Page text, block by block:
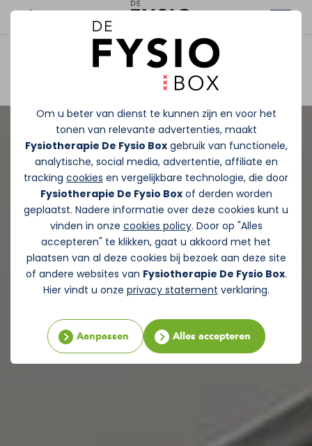
Om u beter van dienst te kunnen zijn en voor het
tonen van relevante advertenties, maakt
Fysiotherapie De Fysio Boxgebruik van functionele,
analytische, social media, advertentie, affiliate en
tracking cookies en vergelijkbare technologie, die door
Fysiotherapie De Fysio Boxof derden worden
geplaatst. Nadere informatie over deze cookies kunt u
vinden in onze cookies policy. Door op "Alles
accepteren" te klikken, gaat u akkoord met het
plaatsen van al deze cookies bij bezoek aan deze site
of andere websites van Fysiotherapie De Fysio Box.
Hier vindt u onze privacy statement verklaring.
Aanpassen Alles accepteren
Afspraak maken